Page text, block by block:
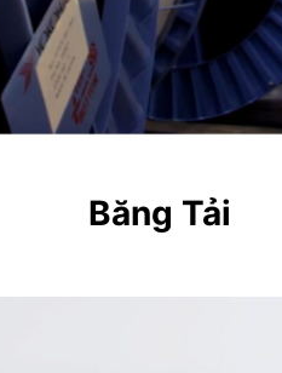
Băng Tải